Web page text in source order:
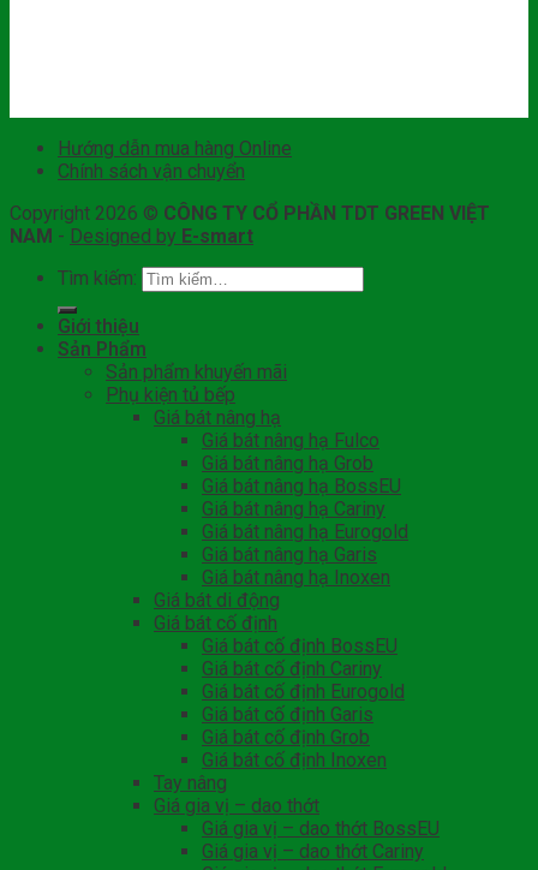
Hướng dẫn mua hàng Online
Chính sách vận chuyển
Copyright 2026 © CÔNG TY CỔ PHẦN TDT GREEN VIỆT
NAM - Designed by E-smart
Tìm kiếm:
Giới thiệu
Sản Phẩm
Sản phẩm khuyến mãi
Phụ kiện tủ bếp
Giá bát nâng hạ
Giá bát nâng hạ Fulco
Giá bát nâng hạ Grob
Giá bát nâng hạ BossEU
Giá bát nâng hạ Cariny
Giá bát nâng hạ Eurogold
Giá bát nâng hạ Garis
Giá bát nâng hạ Inoxen
Giá bát di động
Giá bát cố định
Giá bát cố định BossEU
Giá bát cố định Cariny
Giá bát cố định Eurogold
Giá bát cố định Garis
Giá bát cố định Grob
Giá bát cố định Inoxen
Tay nâng
Giá gia vị – dao thớt
Giá gia vị – dao thớt BossEU
Giá gia vị – dao thớt Cariny